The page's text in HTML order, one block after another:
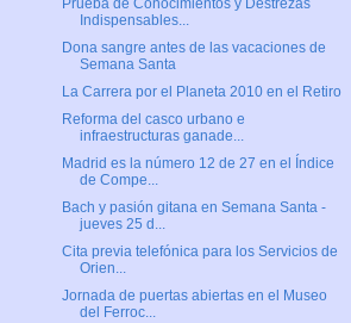
Prueba de Conocimientos y Destrezas
Indispensables...
Dona sangre antes de las vacaciones de
Semana Santa
La Carrera por el Planeta 2010 en el Retiro
Reforma del casco urbano e
infraestructuras ganade...
Madrid es la número 12 de 27 en el Índice
de Compe...
Bach y pasión gitana en Semana Santa -
jueves 25 d...
Cita previa telefónica para los Servicios de
Orien...
Jornada de puertas abiertas en el Museo
del Ferroc...